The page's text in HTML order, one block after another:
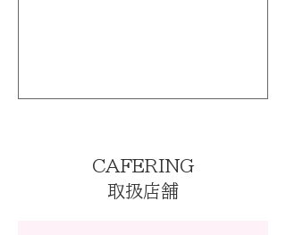
CAFERING
取扱店舗